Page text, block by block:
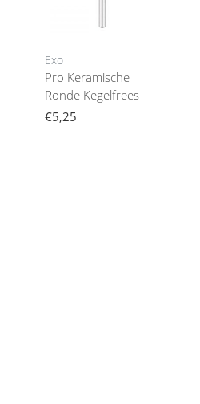
Exo
Pro Keramische
Ronde Kegelfrees
€5,25